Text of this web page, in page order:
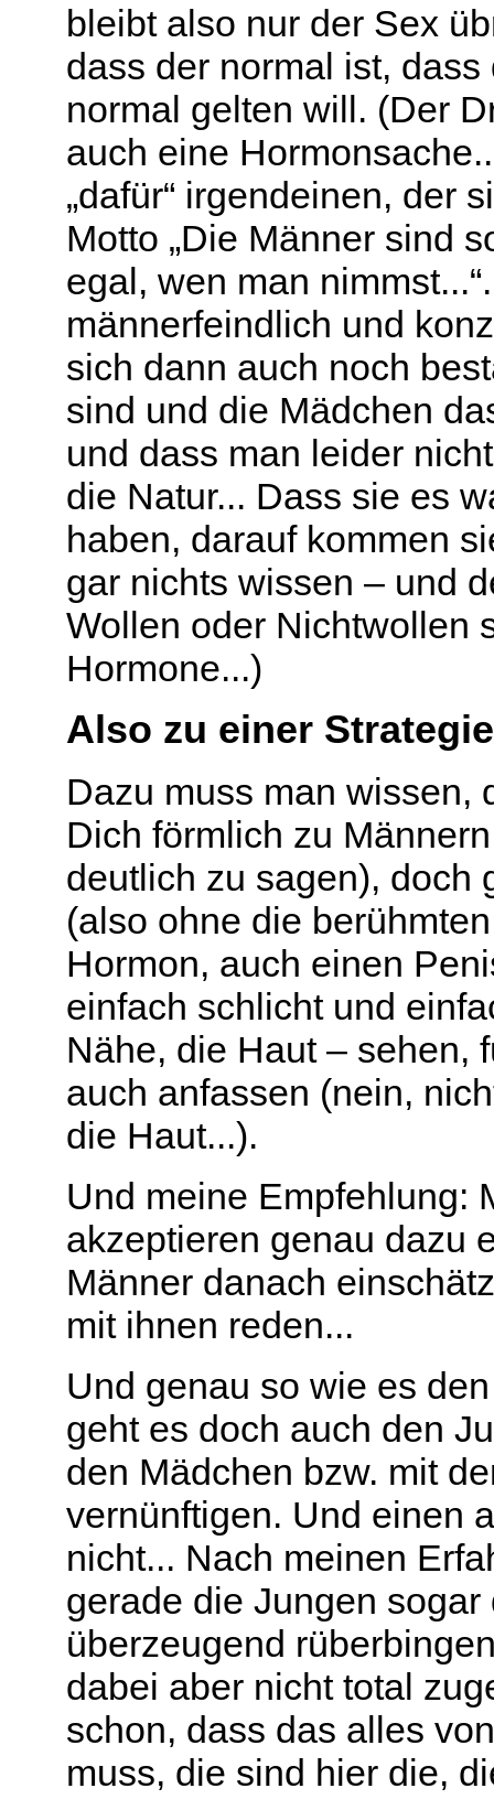
bleibt also nur der Sex
dass der normal ist,
normal gelten will. (Der
auch eine
„dafür“ irgendeinen, der
Motto „Die Männer sind
egal, wen man
männerfeindlich und
sich dann auch noch
sind und die Mädchen
und dass man leider
die Natur... Dass sie es
haben, darauf kommen
gar nichts wissen – und
Wollen oder Nichtwollen
Hormone...)
Also zu einer
Dazu muss man wissen,
Dich förmlich zu
deutlich zu sagen), doch
(also ohne die
Hormon, auch einen
einfach schlicht und
Nähe, die Haut – sehen,
auch anfassen (nein,
die Haut...).
Und meine Empfehlung:
akzeptieren genau dazu
Männer danach
mit ihnen reden...
Und genau so wie es
geht es doch auch den
den Mädchen bzw. mit
vernünftigen. Und einen
nicht... Nach meinen
gerade die Jungen
überzeugend
dabei aber nicht total
schon, dass das alles
muss, die sind hier die,